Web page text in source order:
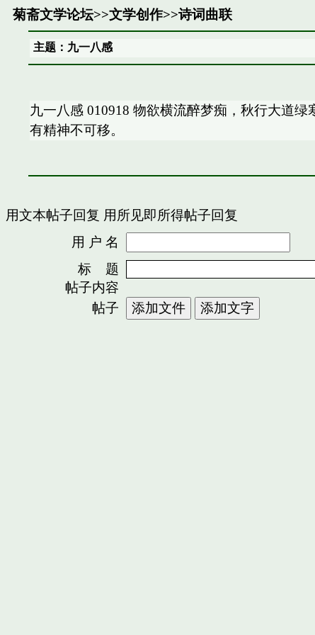
菊斋文学论坛>>文学创作>>诗词曲联
主题：九一八感
九一八感 010918 物欲横流醉梦痴，秋行大道
有精神不可移。
用文本帖子回复 用所见即所得帖子回复
用 户 名
标 题
帖子内容
帖子